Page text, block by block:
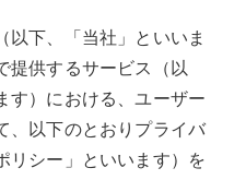
（以下、「当社」といいま
提供するサービス（以
す）における、ユーザー
、以下のとおりプライバ
リシー」といいます）を